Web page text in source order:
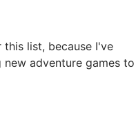
list, because I've
adventure games to